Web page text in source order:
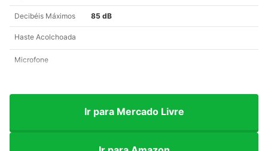
Decibéis Máximos 85 dB
Haste Acolchoada
Microfone
Ir para Mercado Livre